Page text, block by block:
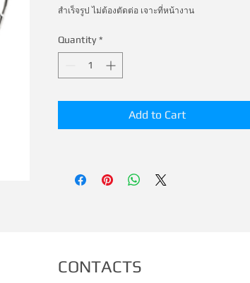
สำเร็จรูป ไม่ต้องตัดต่อ เจาะที่หน้างาน
รวดเร็วกว่า มากมาก
Quantity *
Add to Cart
CONTACTS